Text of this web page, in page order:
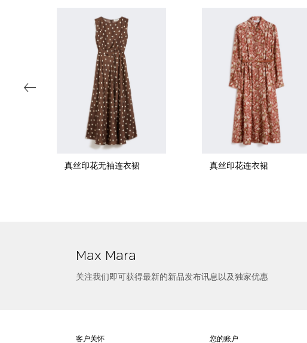
真丝印花无袖连衣裙 真丝印花连衣裙
Max Mara
关注我们即可获得最新的新品发布讯息以及独家优惠
客户关怀 您的账户